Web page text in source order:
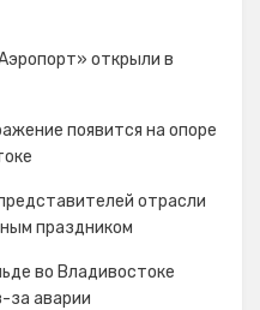
открыли в
появится на опоре
отрасли
праздником
во Владивостоке
за аварии